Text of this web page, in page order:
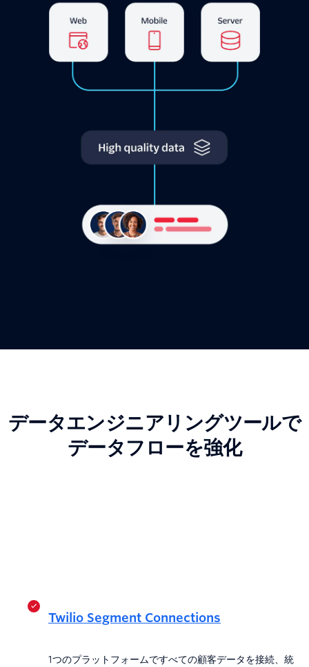
データエンジニアリングツールで
データフローを強化
Twilio Segment Connections
1つのプラットフォームですべての顧客データを接続、統